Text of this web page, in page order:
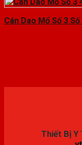
Cán Dao Mổ Số 3 Số
Thiết Bị Y